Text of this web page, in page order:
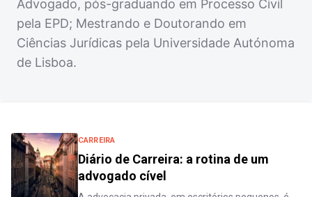
Advogado, pós-graduando em Processo Civil
pela EPD; Mestrando e Doutorando em
Ciências Jurídicas pela Universidade Autónoma
de Lisboa.
CARREIRA
Diário de Carreira: a rotina de um
advogado cível